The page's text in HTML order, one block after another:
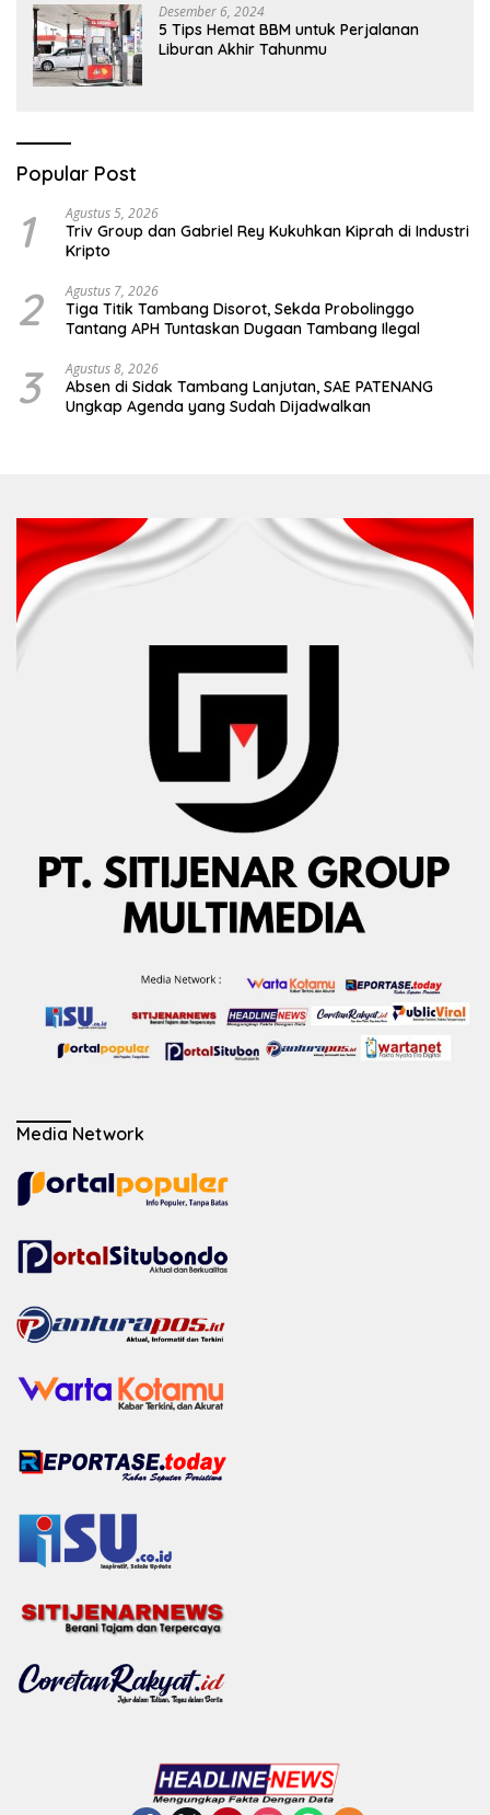
Desember 6, 2024
5 Tips Hemat BBM untuk Perjalanan
Liburan Akhir Tahunmu
Popular Post
1 Agustus 5, 2026
Triv Group dan Gabriel Rey Kukuhkan Kiprah di Industri
Kripto
2 Agustus 7, 2026
Tiga Titik Tambang Disorot, Sekda Probolinggo
Tantang APH Tuntaskan Dugaan Tambang Ilegal
3 Agustus 8, 2026
Absen di Sidak Tambang Lanjutan, SAE PATENANG
Ungkap Agenda yang Sudah Dijadwalkan
Media Network